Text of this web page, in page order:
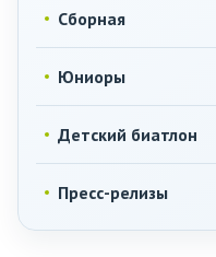
Сборная
Юниоры
Детский биатлон
Пресс-релизы